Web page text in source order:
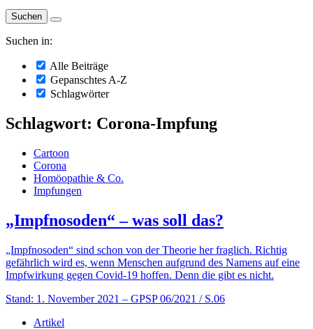
Suchen in:
Alle Beiträge
Gepanschtes A-Z
Schlagwörter
Schlagwort: Corona-Impfung
Cartoon
Corona
Homöopathie & Co.
Impfungen
„Impfnosoden“ – was soll das?
„Impfnosoden“ sind schon von der Theorie her fraglich. Richtig
gefährlich wird es, wenn Menschen aufgrund des Namens auf eine
Impfwirkung gegen Covid-19 hoffen. Denn die gibt es nicht.
Stand: 1. November 2021 – GPSP 06/2021 / S.06
Artikel